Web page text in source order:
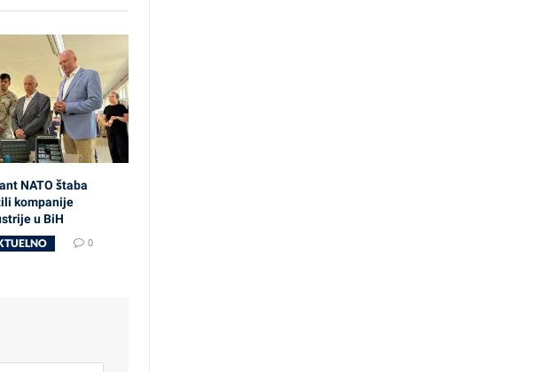
NATO štaba
kompanije
u BiH
0